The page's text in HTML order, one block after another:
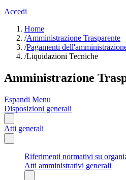
Accedi
Home
/Amministrazione Trasparente
/Pagamenti
/Liquidazioni Tecniche
Amministrazione
Espandi Menu
Disposizioni generali
Atti generali
Riferimenti normativi su
Atti amministrativi generali